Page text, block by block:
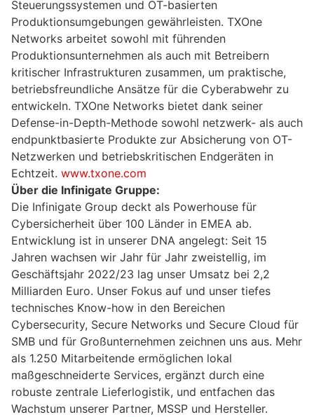
Steuerungssystemen und OT-basierten
Produktionsumgebungen gewährleisten. TXOne
Networks arbeitet sowohl mit führenden
Produktionsunternehmen als auch mit Betreibern
kritischer Infrastrukturen zusammen, um praktische,
betriebsfreundliche Ansätze für die Cyberabwehr zu
entwickeln. TXOne Networks bietet dank seiner
Defense-in-Depth-Methode sowohl netzwerk- als auch
endpunktbasierte Produkte zur Absicherung von OT-
Netzwerken und betriebskritischen Endgeräten in
Echtzeit. www.txone.com
Über die Infinigate Gruppe:
Die Infinigate Group deckt als Powerhouse für
Cybersicherheit über 100 Länder in EMEA ab.
Entwicklung ist in unserer DNA angelegt: Seit 15
Jahren wachsen wir Jahr für Jahr zweistellig, im
Geschäftsjahr 2022/23 lag unser Umsatz bei 2,2
Milliarden Euro. Unser Fokus auf und unser tiefes
technisches Know-how in den Bereichen
Cybersecurity, Secure Networks und Secure Cloud für
SMB und für Großunternehmen zeichnen uns aus. Mehr
als 1.250 Mitarbeitende ermöglichen lokal
maßgeschneiderte Services, ergänzt durch eine
robuste zentrale Lieferlogistik, und entfachen das
Wachstum unserer Partner, MSSP und Hersteller.